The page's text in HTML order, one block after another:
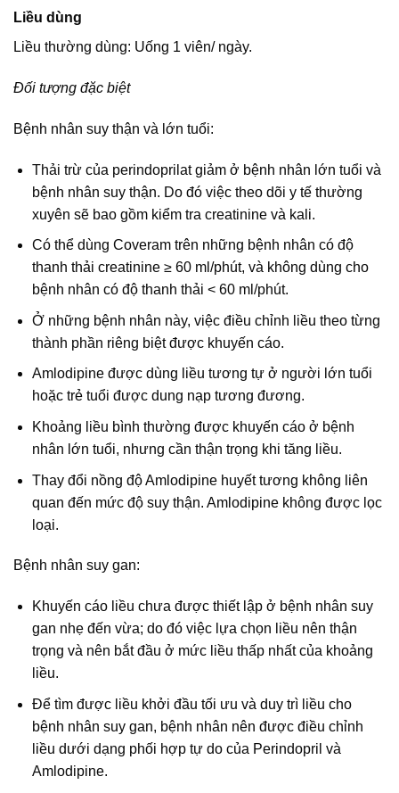
Liều dùng
Liều thường dùng: Uống 1 viên/ ngày.
Đối tượng đặc biệt
Bệnh nhân suy thận và lớn tuổi:
Thải trừ của perindoprilat giảm ở bệnh nhân lớn tuổi và
bệnh nhân suy thận. Do đó việc theo dõi y tế thường
xuyên sẽ bao gồm kiểm tra creatinine và kali.
Có thể dùng Coveram trên những bệnh nhân có độ
thanh thải creatinine ≥ 60 ml/phút, và không dùng cho
bệnh nhân có độ thanh thải < 60 ml/phút.
Ở những bệnh nhân này, việc điều chỉnh liều theo từng
thành phần riêng biệt được khuyến cáo.
Amlodipine được dùng liều tương tự ở người lớn tuổi
hoặc trẻ tuổi được dung nạp tương đương.
Khoảng liều bình thường được khuyến cáo ở bệnh
nhân lớn tuổi, nhưng cần thận trọng khi tăng liều.
Thay đổi nồng độ Amlodipine huyết tương không liên
quan đến mức độ suy thận. Amlodipine không được lọc
loại.
Bệnh nhân suy gan:
Khuyến cáo liều chưa được thiết lập ở bệnh nhân suy
gan nhẹ đến vừa; do đó việc lựa chọn liều nên thận
trọng và nên bắt đầu ở mức liều thấp nhất của khoảng
liều.
Để tìm được liều khởi đầu tối ưu và duy trì liều cho
bệnh nhân suy gan, bệnh nhân nên được điều chỉnh
liều dưới dạng phối hợp tự do của Perindopril và
Amlodipine.